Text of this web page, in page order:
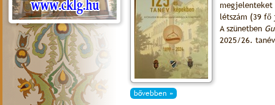
megjelenteket
létszám (39 fő
A szünetben
2025/26.
bővebben »